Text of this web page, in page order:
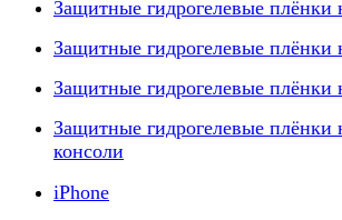
Защитные гидрогелевые плёнки
Защитные гидрогелевые
Защитные гидрогелевые плёнки
Защитные гидрогелевые плёнки
консоли
iPhone